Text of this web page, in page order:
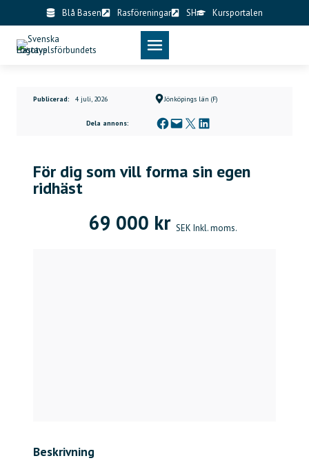
Blå Basen Rasföreningar SH Kursportalen
Publicerad: 4 juli, 2026 Jönköpings län (F)
Dela annons: Dela på Facebook Skicka denna sida med e-post Dela på X Dela på LinkedIn
För dig som vill forma sin egen
ridhäst
69 000 kr SEK Inkl. moms.
Beskrivning